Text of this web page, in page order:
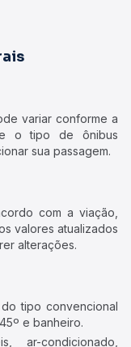
variar conforme a
o tipo de ônibus
sua passagem.
com a viação,
valores atualizados
alterações.
tipo convencional
e banheiro.
ar-condicionado,